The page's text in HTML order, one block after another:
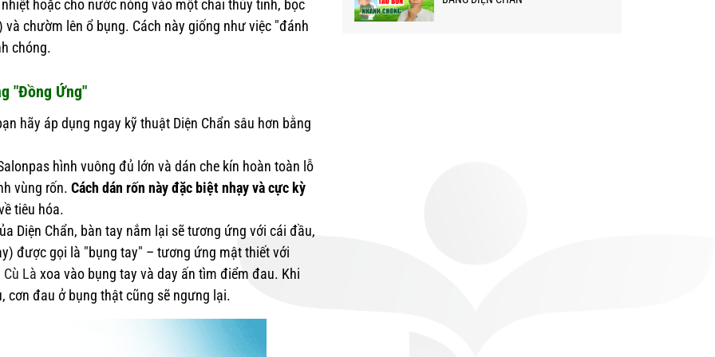
hoặc cho nước nóng vào một chai thủy tinh, bọc
chườm lên ổ bụng. Cách này giống như việc "đánh
chóng.
"Đồng Ứng"
hãy áp dụng ngay kỹ thuật Diện Chẩn sâu hơn bằng
hình vuông đủ lớn và dán che kín hoàn toàn lỗ
vùng rốn. Cách dán rốn này đặc biệt nhạy và cực kỳ
tiêu hóa.
Diện Chẩn, bàn tay nắm lại sẽ tương ứng với cái đầu,
được gọi là "bụng tay" – tương ứng mật thiết với
Là xoa vào bụng tay và day ấn tìm điểm đau. Khi
đau ở bụng thật cũng sẽ ngưng lại.